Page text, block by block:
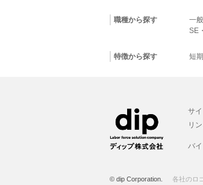
職種から探す 一
SE
特徴から探す 短期
サ
リ
バ
© dip Corporation. 各社のロ